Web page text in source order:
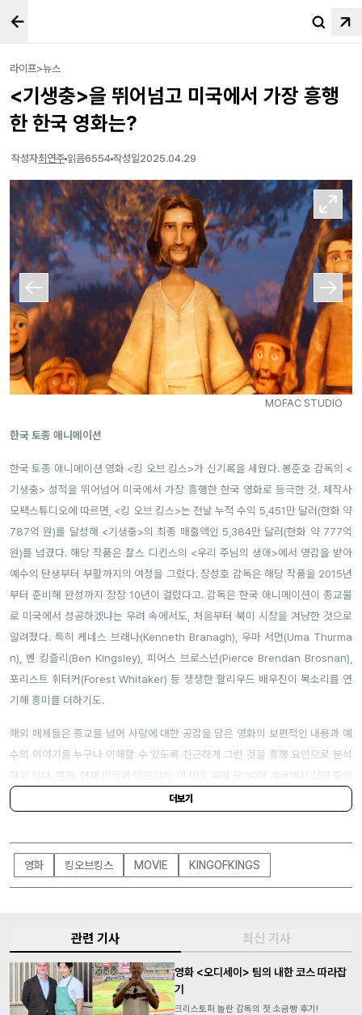
라이프>뉴스
<기생충>을 뛰어넘고 미국에서 가장 흥행
한 한국 영화는?
작성자최연주 읽음6554 작성일2025.04.29
MOFAC STUDIO
한국 토종 애니메이션
한국 토종 애니메이션 영화 <킹 오브 킹스>가 신기록을 세웠다. 봉준호 감독의 <
기생충> 성적을 뛰어넘어 미국에서 가장 흥행한 한국 영화로 등극한 것. 제작사
모팩스튜디오에 따르면, <킹 오브 킹스>는 전날 누적 수익 5,451만 달러(한화 약
787억 원)를 달성해 <기생충>의 최종 매출액인 5,384만 달러(한화 약 777억
원)를 넘겼다. 해당 작품은 찰스 디킨스의 <우리 주님의 생애>에서 영감을 받아
예수의 탄생부터 부활까지의 여정을 그렸다. 장성호 감독은 해당 작품을 2015년
부터 준비해 완성까지 장장 10년이 걸렸다고. 감독은 한국 애니메이션이 종교물
로 미국에서 성공하겠냐는 우려 속에서도, 처음부터 북미 시장을 겨냥한 것으로
알려졌다. 특히 케네스 브래나(Kenneth Branagh), 우마 서먼(Uma Thurma
n), 벤 킹즐리(Ben Kingsley), 피어스 브로스넌(Pierce Brendan Brosnan),
포리스트 휘터커(Forest Whitaker) 등 쟁쟁한 할리우드 배우진이 목소리를 연
기해 흥미를 더하기도.
해외 매체들은 종교를 넘어 사랑에 대한 공감을 담은 영화의 보편적인 내용과 예
수의 이야기를 누구나 이해할 수 있도록 친근하게 그린 것을 흥행 요인으로 분석
하고 있다. 한편, 현재 미국과 아프리카, 아시아, 유럽 등 50여 개국에서 상영 중인
<킹 오브 킹스>는 올 연말까지 90개 여개국에서 개봉을 확정했다.
더보기
영화 킹오브킹스 MOVIE KINGOFKINGS
관련 기사 최신 기사
영화 <오디세이> 팀의 내한 코스 따라잡
기
크리스토퍼 놀란 감독의 첫 소금빵 후기!